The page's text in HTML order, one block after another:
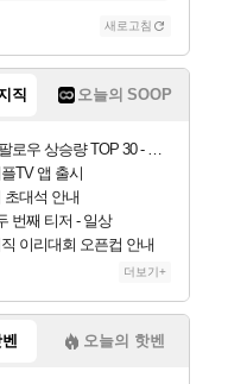
새로고침
직 오늘의 SOOP
상승량 TOP 30 - 월간 치지직
TV 앱 출시
초대석 안내
번째 티저 - 일상
이리대회 오픈컵 안내
더보기+
오늘의 핫벤